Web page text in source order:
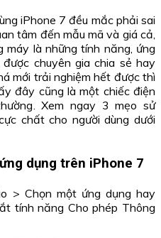
iPhone 7 đều mắc phải sai
tâm đến mẫu mã và giá cả,
máy là những tính năng, ứng
chuyên gia chia sẻ hay
mới trải nghiệm hết được thì
đây cũng là một chiếc điện
Xem ngay 3 mẹo sử
chất cho người dùng dưới
dụng trên iPhone 7
> Chọn một ứng dụng hay
tính năng Cho phép Thông